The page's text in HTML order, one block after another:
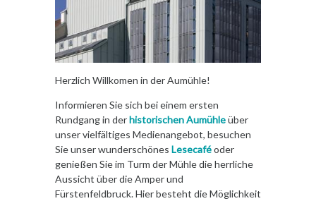
Herzlich Willkomen in der Aumühle!
Informieren Sie sich bei einem ersten
Rundgang in derhistorischen Aumühleüber
unser vielfältiges Medienangebot, besuchen
Sie unser wunderschönes Lesecaféoder
genießen Sie im Turm der Mühle die herrliche
Aussicht über die Amper und
Fürstenfeldbruck. Hier besteht die Möglichkeit